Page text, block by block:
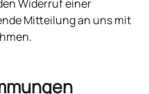
Widerruf einer
Mitteilung an uns mit